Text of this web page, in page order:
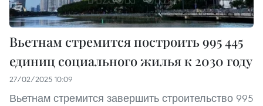
Вьетнам стремится построить 995 445
единиц социального жилья к 2030 году
27/02/2025 10:09
Вьетнам стремится завершить строительство 995